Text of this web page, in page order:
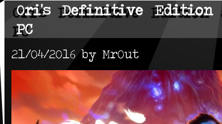
Ori's Definitive
PC
21/04/2016 by MrOut